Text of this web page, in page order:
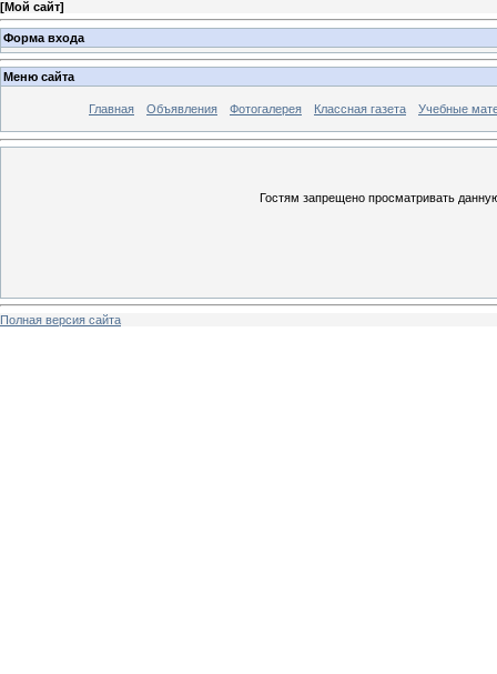
[Мой сайт]
Форма входа
Меню сайта
Главная Объявления Фотогалерея Классная газета Учебные
Гостям запрещено просматривать
Полная версия сайта